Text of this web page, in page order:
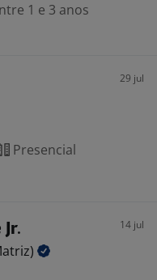
1 e 3 anos
29 jul
Presencial
14 jul